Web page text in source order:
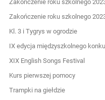
Zakończenie roku szkolnego
Zakończenie roku szkolnego
Kl. 3 i Tygrys w ogrodzie
IX edycja międzyszkolnego
XIX English Songs Festival
Kurs pierwszej pomocy
Trampki na giełdzie